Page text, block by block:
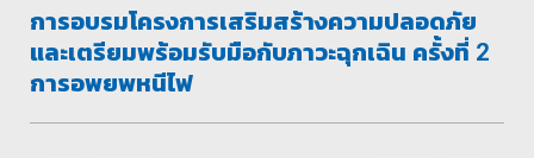
การอบรมโครงการเสริมสร้างความปลอดภัย
และเตรียมพร้อมรับมือกับภาวะฉุกเฉิน ครั้งที่ 2
การอพยพหนีไฟ